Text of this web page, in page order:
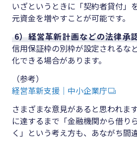
いざというときに「契約者貸付」
元資金を増やすことが可能です。
6）経営革新計画などの法律承
信用保証枠の別枠が設定されるな
化できる場合があります。
（参考）
経営革新支援｜中小企業庁
さまざまな意見があると思われま
に達するまで「金融機関から借り
く」という考え方も、あながち間